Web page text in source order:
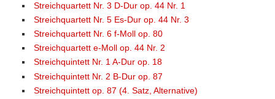
Streichquartett Nr. 3 D-Dur op. 44 Nr. 1
Streichquartett Nr. 5 Es-Dur op. 44 Nr. 3
Streichquartett Nr. 6 f-Moll op. 80
Streichquartett e-Moll op. 44 Nr. 2
Streichquintett Nr. 1 A-Dur op. 18
Streichquintett Nr. 2 B-Dur op. 87
Streichquintett op. 87 (4. Satz, Alternative)